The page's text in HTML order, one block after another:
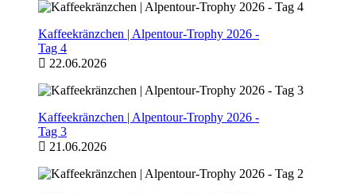
Kaffeekränzchen | Alpentour-Trophy 2026 -
Tag 4
22.06.2026
Kaffeekränzchen | Alpentour-Trophy 2026 -
Tag 3
21.06.2026